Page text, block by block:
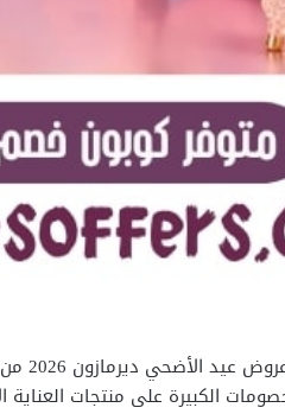
وسط
الكبيرة على منتجات العناية